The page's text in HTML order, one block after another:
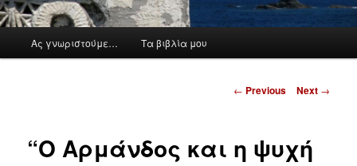
Ας γνωριστούμε… Τα βιβλία μου
P
n
← Previous Next →
“Ο Αρμάνδος και η ψυχή